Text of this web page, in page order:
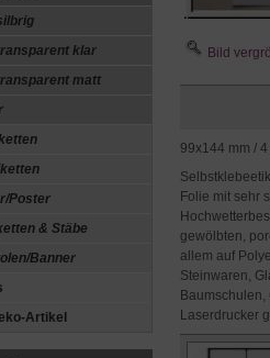
klar
matt
Poster
& Stäbe
Banner
Artikel
Bild
99x144 mm /
Folie mit sehr
gewölbten,
allem auf
Steinwaren,
Laserdrucker